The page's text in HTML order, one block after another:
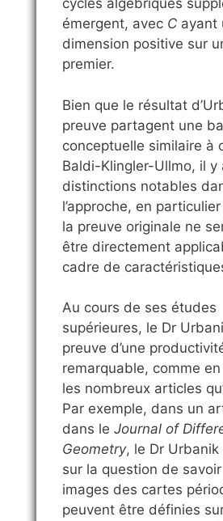
cycles algébriques
émergent, avec C ayant
dimension positive sur
premier.
Bien que le résultat
preuve partagent une
conceptuelle similaire à
Baldi-Klingler-Ullmo, il y
distinctions notables
l’approche, en
la preuve originale ne
être directement
cadre de
Au cours de ses études
supérieures, le Dr
preuve d’une
remarquable, comme
les nombreux articles
Par exemple, dans un
dans le Journal of
Geometry, le Dr Urbanik
sur la question de
images des cartes
peuvent être définies